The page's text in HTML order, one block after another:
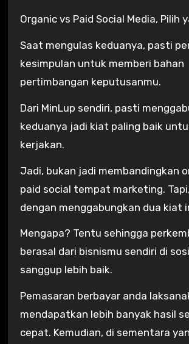
Organic vs Paid Social Media, Pilih
Saat mengulas keduanya, pasti
kesimpulan untuk memberi bahan
pertimbangan keputusanmu.
Dari MinLup sendiri, pasti
keduanya jadi kiat paling baik
kerjakan.
Jadi, bukan jadi membandingkan
paid social tempat marketing.
dengan menggabungkan dua kiat
Mengapa? Tentu sehingga
berasal dari bisnismu sendiri di
sanggup lebih baik.
Pemasaran berbayar anda
mendapatkan lebih banyak hasil
cepat. Kemudian, di sementara